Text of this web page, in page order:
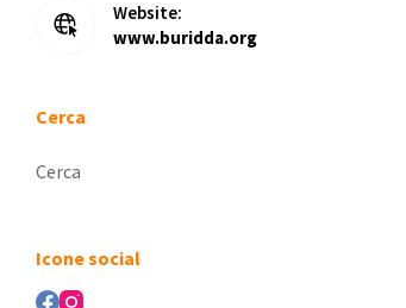
Website:
www.buridda.org
Cerca
Icone social